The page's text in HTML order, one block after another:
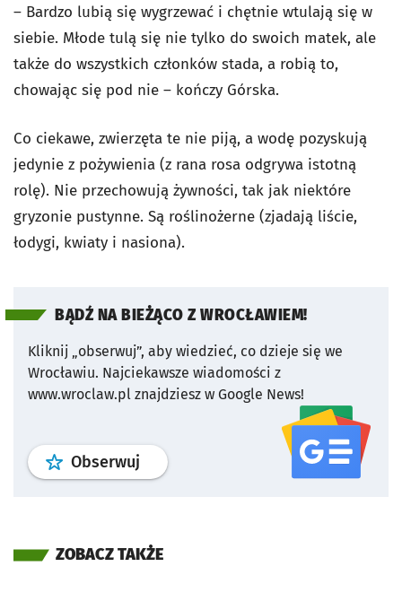
– Bardzo lubią się wygrzewać i chętnie wtulają się w
siebie. Młode tulą się nie tylko do swoich matek, ale
także do wszystkich członków stada, a robią to,
chowając się pod nie – kończy Górska.
Co ciekawe, zwierzęta te nie piją, a wodę pozyskują
jedynie z pożywienia (z rana rosa odgrywa istotną
rolę). Nie przechowują żywności, tak jak niektóre
gryzonie pustynne. Są roślinożerne (zjadają liście,
łodygi, kwiaty i nasiona).
BĄDŹ NA BIEŻĄCO Z WROCŁAWIEM!
Kliknij „obserwuj”, aby wiedzieć, co dzieje się we
Wrocławiu. Najciekawsze wiadomości z
www.wroclaw.pl znajdziesz w Google News!
Obserwuj profil serwisu
ZOBACZ TAKŻE